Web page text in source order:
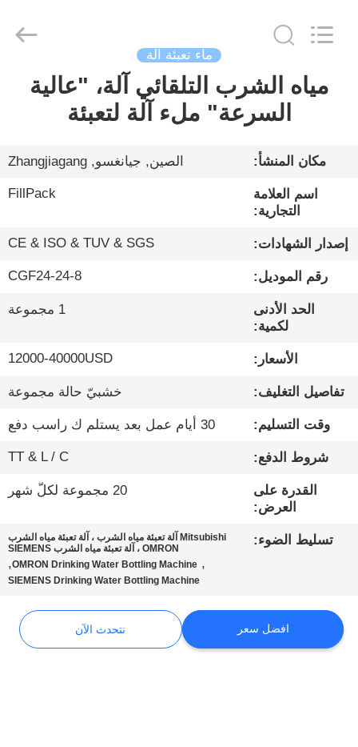
الصفحة
الرئيسية
منتجات
معلومات
عنا
جولة
المعمل
مراقبة
الجودة
اتصل
نتحدث
الآن
Machinery
ماء تعبئة آلة
مياه الشرب التلقائي آلة، "عالية
السرعة" ملء آلة لتعبئة
مكان المنشأ: الصين, جيانغسو, Zhangjiagang
اسم العلامة
التجارية:
FillPack
إصدار الشهادات: CE & ISO & TUV & SGS
رقم الموديل: CGF24-24-8
الحد الأدنى
لكمية:
1 مجموعة
الأسعار: 12000-40000USD
تفاصيل التغليف: خشبيّ حالة مجموعة
وقت التسليم: 30 أيام عمل بعد يستلم ك راسب دفع
شروط الدفع: TT & L / C
القدرة على
العرض:
20 مجموعة لكلّ شهر
تسليط الضوء:
Mitsubishi آلة تعبئة مياه الشرب ، آلة تعبئة مياه الشرب
OMRON ، آلة تعبئة مياه الشرب SIEMENS
,
OMRON Drinking Water Bottling Machine
,
SIEMENS Drinking Water Bottling Machine
افضل سعر نتحدث الآن